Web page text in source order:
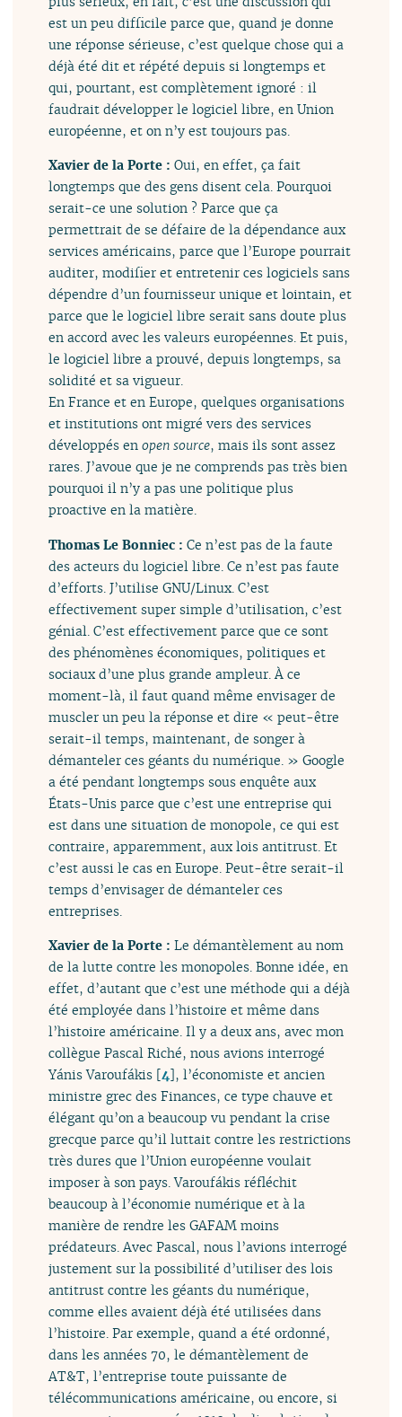
est un peu difficile parce que, quand je donne
une réponse sérieuse, c’est quelque chose qui a
déjà été dit et répété depuis si longtemps et
qui, pourtant, est complètement ignoré : il
faudrait développer le logiciel libre, en Union
européenne, et on n’y est toujours pas.
Xavier de la Porte :Oui, en effet, ça fait
longtemps que des gens disent cela. Pourquoi
serait-ce une solution ? Parce que ça
permettrait de se défaire de la dépendance aux
services américains, parce que l’Europe pourrait
auditer, modifier et entretenir ces logiciels sans
dépendre d’un fournisseur unique et lointain, et
parce que le logiciel libre serait sans doute plus
en accord avec les valeurs européennes. Et puis,
le logiciel libre a prouvé, depuis longtemps, sa
solidité et sa vigueur.
En France et en Europe, quelques organisations
et institutions ont migré vers des services
développés enopen source, mais ils sont assez
rares. J’avoue que je ne comprends pas très bien
pourquoi il n’y a pas une politique plus
proactive en la matière.
Thomas Le Bonniec :Ce n’est pas de la faute
des acteurs du logiciel libre. Ce n’est pas faute
d’efforts. J’utilise GNU/Linux. C’est
effectivement super simple d’utilisation, c’est
génial. C’est effectivement parce que ce sont
des phénomènes économiques, politiques et
sociaux d’une plus grande ampleur. À ce
moment-là, il faut quand même envisager de
muscler un peu la réponse et dire « peut-être
serait-il temps, maintenant, de songer à
démanteler ces géants du numérique. » Google
a été pendant longtemps sous enquête aux
États-Unis parce que c’est une entreprise qui
est dans une situation de monopole, ce qui est
contraire, apparemment, aux lois antitrust. Et
c’est aussi le cas en Europe. Peut-être serait-il
temps d’envisager de démanteler ces
entreprises.
Xavier de la Porte :Le démantèlement au nom
de la lutte contre les monopoles. Bonne idée, en
effet, d’autant que c’est une méthode qui a déjà
été employée dans l’histoire et même dans
l’histoire américaine. Il y a deux ans, avec mon
collègue Pascal Riché, nous avions interrogé
Yánis Varoufákis [4], l’économiste et ancien
ministre grec des Finances, ce type chauve et
élégant qu’on a beaucoup vu pendant la crise
grecque parce qu’il luttait contre les restrictions
très dures que l’Union européenne voulait
imposer à son pays. Varoufákis réfléchit
beaucoup à l’économie numérique et à la
manière de rendre les GAFAM moins
prédateurs. Avec Pascal, nous l’avions interrogé
justement sur la possibilité d’utiliser des lois
antitrust contre les géants du numérique,
comme elles avaient déjà été utilisées dans
l’histoire. Par exemple, quand a été ordonné,
dans les années 70, le démantèlement de
AT&T, l’entreprise toute puissante de
télécommunications américaine, ou encore, si